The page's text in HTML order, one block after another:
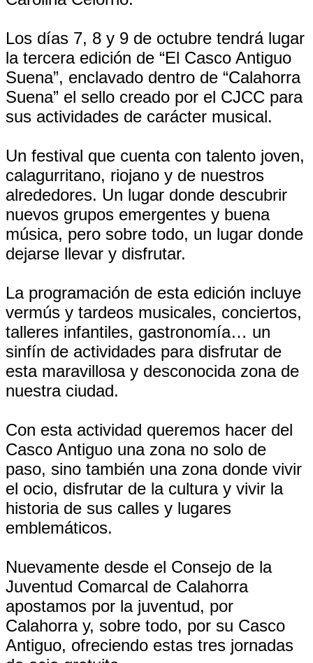
Los días 7, 8 y 9 de octubre tendrá lugar
la tercera edición de “El Casco Antiguo
Suena”, enclavado dentro de “Calahorra
Suena” el sello creado por el CJCC para
sus actividades de carácter musical.
Un festival que cuenta con talento joven,
calagurritano, riojano y de nuestros
alrededores. Un lugar donde descubrir
nuevos grupos emergentes y buena
música, pero sobre todo, un lugar donde
dejarse llevar y disfrutar.
La programación de esta edición incluye
vermús y tardeos musicales, conciertos,
talleres infantiles, gastronomía… un
sinfín de actividades para disfrutar de
esta maravillosa y desconocida zona de
nuestra ciudad.
Con esta actividad queremos hacer del
Casco Antiguo una zona no solo de
paso, sino también una zona donde vivir
el ocio, disfrutar de la cultura y vivir la
historia de sus calles y lugares
emblemáticos.
Nuevamente desde el Consejo de la
Juventud Comarcal de Calahorra
apostamos por la juventud, por
Calahorra y, sobre todo, por su Casco
Antiguo, ofreciendo estas tres jornadas